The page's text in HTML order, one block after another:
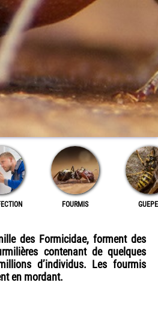
FOURMIS
des Formicidae, forment des
contenant de quelques
d’individus. Les fourmis
en mordant.